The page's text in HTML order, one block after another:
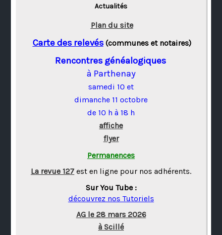
Actualités
Plan du site
Carte des relevés(communes et notaires)
Rencontres généalogiques
à Parthenay
samedi 10 et
dimanche 11 octobre
de 10 h à 18 h
affiche
flyer
Permanences
La revue 127 est en ligne pour nos adhérents.
Sur You Tube :
découvrez nos Tutoriels
AG le 28 mars 2026
à Scillé